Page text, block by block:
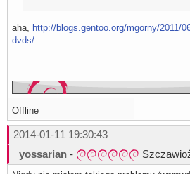
aha, http://blogs.gentoo.org/mgorny/2011/
dvds/
Offline
2014-01-11 19:30:43
yossarian -